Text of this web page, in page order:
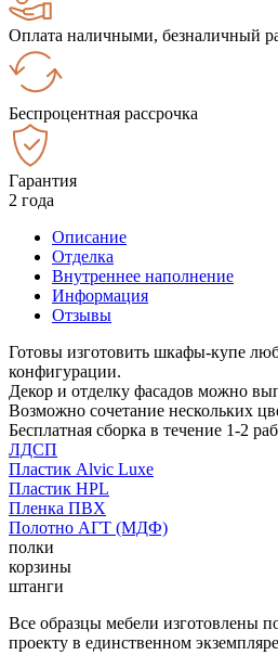
Оплата наличными, безналичный
Беспроцентная рассрочка
Гарантия
2 года
Описание
Отделка
Внутреннее наполнение
Информация
Отзывы
Готовы изготовить шкафы-купе
конфигурации.
Декор и отделку фасадов можно
Возможно сочетание нескольких
Бесплатная сборка в течение 1-2
ЛДСП
Пластик Alvic Luxe
Пластик HPL
Пленка ПВХ
Полотно АГТ (МДФ)
полки
корзины
штанги
Все образцы мебели изготовлены
проекту в единственном